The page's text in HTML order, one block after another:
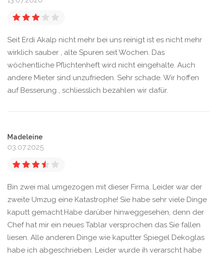
Seit Erdi Akalp nicht mehr bei uns reinigt ist es nicht mehr
wirklich sauber , alte Spuren seit Wochen. Das
wöchentliche Pflichtenheft wird nicht eingehalte. Auch
andere Mieter sind unzufrieden. Sehr schade. Wir hoffen
auf Besserung , schliesslich bezahlen wir dafür.
Madeleine
03.07.2025
Bin zwei mal umgezogen mit dieser Firma. Leider war der
zweite Umzug eine Katastrophe! Sie habe sehr viele Dinge
kaputt gemacht.Habe darüber hinweggesehen, denn der
Chef hat mir ein neues Tablar versprochen das Sie fallen
liesen. Alle anderen Dinge wie kaputter Spiegel Dekoglas
habe ich abgeschrieben. Leider wurde ih verarscht habe